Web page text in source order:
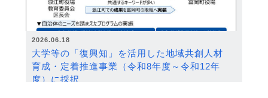
2026.06.18
大学等の「復興知」を活用した地域共創人材
育成・定着推進事業（令和8年度～令和12年
度）に採択